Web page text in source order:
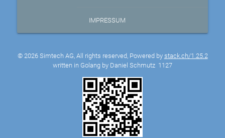
IMPRESSUM
© 2026 Simtech AG, All rights reserved, Powered by stack.ch/1.25.2
written in Golang by Daniel Schmutz 1127